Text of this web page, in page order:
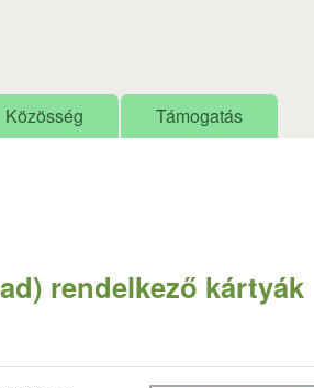
Közösség Támogatás
rendelkező kártyák